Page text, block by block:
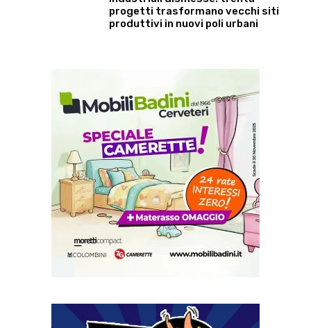
progetti trasformano vecchi siti
produttivi in nuovi poli urbani